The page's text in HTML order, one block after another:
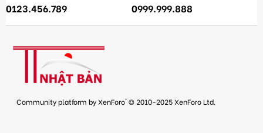
0123.456.789 0999.999.888
Community platform by XenForo® © 2010-2025 XenForo Ltd.